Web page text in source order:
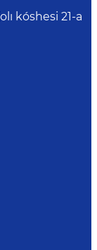
kóshesi 21-a